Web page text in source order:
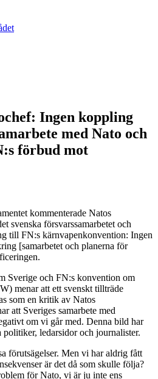
Ingen koppling
med Nato och
förbud mot
kommenterade Natos
svenska försvarssamarbetet och
till FN:s kärnvapenkonvention: Ingen
[samarbetet och planerna för
Sverige och FN:s konvention om
menar att ett svenskt tillträde
som en kritik av Natos
att Sveriges samarbete med
om vi går med. Denna bild har
politiker, ledarsidor och journalister.
förutsägelser. Men vi har aldrig fått
är det då som skulle följa?
för Nato, vi är ju inte ens